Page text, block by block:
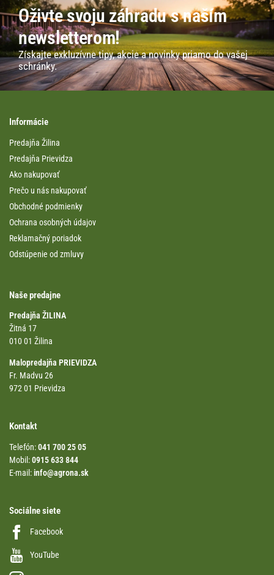
Oživte svoju záhradu s naším
newsletterom!
Získajte exkluzívne tipy, akcie a novinky priamo do vašej
schránky.
Informácie
Predajňa Žilina
Predajňa Prievidza
Ako nakupovať
Prečo u nás nakupovať
Obchodné podmienky
Ochrana osobných údajov
Reklamačný poriadok
Odstúpenie od zmluvy
Naše predajne
Predajňa ŽILINA
Žitná 17
010 01 Žilina
Malopredajňa PRIEVIDZA
Fr. Madvu 26
972 01 Prievidza
Kontakt
Telefón:041 700 25 05
Mobil:0915 633 844
E-mail:info@agrona.sk
Sociálne siete
Facebook
YouTube